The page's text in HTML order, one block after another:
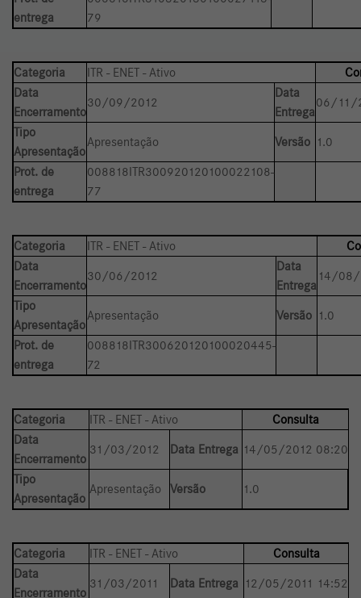
entrega
79
Categoria ITR - ENET - Ativo
Data
Encerramento
30/09/2012
Data
Entrega
06/11/
Tipo
Apresentação
Apresentação Versão 1.0
Prot. de
entrega
008818ITR300920120100022108-
77
Categoria ITR - ENET - Ativo
Data
Encerramento
30/06/2012
Data
Entrega
14/08/
Tipo
Apresentação
Apresentação Versão 1.0
Prot. de
entrega
008818ITR300620120100020445-
72
Categoria ITR - ENET - Ativo
Consulta
Data
Encerramento
31/03/2012 Data Entrega 14/05/2012 08:20
Tipo
Apresentação
Apresentação Versão 1.0
Categoria ITR - ENET - Ativo
Consulta
Data
Encerramento
31/03/2011 Data Entrega 12/05/2011 14:52